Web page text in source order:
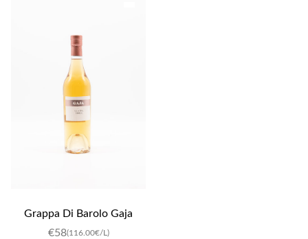
Grappa Di Barolo Gaja
€58(116.00€/L)